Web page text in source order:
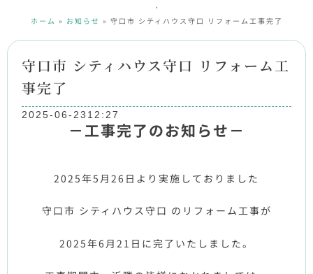
ホーム » お知らせ » 守口市 シティハウス守口 リフォーム工事完了
守口市 シティハウス守口 リフォーム工
事完了
2025-06-23 12:27
－工事完了のお知らせ－
2025年5月26日より実施しておりました
守口市 シティハウス守口 のリフォーム工事が
2025年6月21日に完了いたしました。